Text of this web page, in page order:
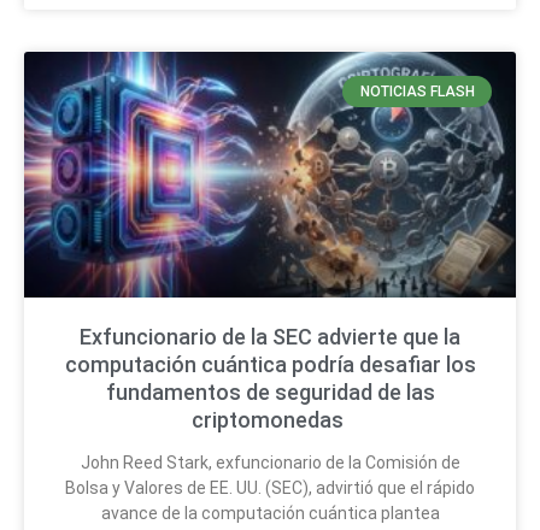
NOTICIAS FLASH
Exfuncionario de la SEC advierte que la
computación cuántica podría desafiar los
fundamentos de seguridad de las
criptomonedas
John Reed Stark, exfuncionario de la Comisión de
Bolsa y Valores de EE. UU. (SEC), advirtió que el rápido
avance de la computación cuántica plantea